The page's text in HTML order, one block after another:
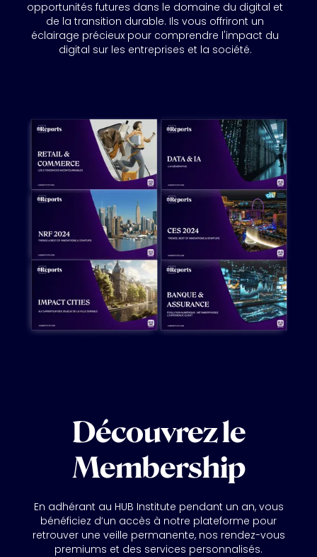
opportunités futures dans le domaine du digital et
de la transition durable. Ils vous offriront un
éclairage précieux pour comprendre l'impact du
digital sur les entreprises et la société.
Découvrez le
Membership
En adhérant au HUB Institute pendant un an, vous
bénéficiez d’un accès à notre plateforme pour
retrouver une veille permanente, nos rendez-vous
premiums et des services personnalisés.